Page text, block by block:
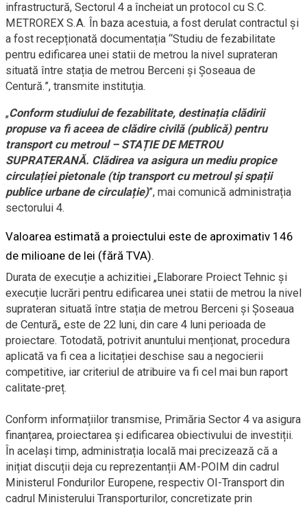
infrastructură, Sectorul 4 a încheiat un protocol cu S.C.
METROREX S.A. În baza acestuia, a fost derulat contractul și
a fost recepționată documentația “Studiu de fezabilitate
pentru edificarea unei statii de metrou la nivel suprateran
situată între stația de metrou Berceni și Șoseaua de
Centură.”, transmite instituția.
„Conform studiului de fezabilitate, destinația clădirii
propuse va fi aceea de clădire civilă (publică) pentru
transport cu metroul – STAȚIE DE METROU
SUPRATERANĂ. Clădirea va asigura un mediu propice
circulației pietonale (tip transport cu metroul și spații
publice urbane de circulație)”, mai comunică administrația
sectorului 4.
Valoarea estimată a proiectului este de aproximativ 146
de milioane de lei (fără TVA).
Durata de execuție a achizitiei „Elaborare Proiect Tehnic și
execuție lucrări pentru edificarea unei statii de metrou la nivel
suprateran situată între stația de metrou Berceni și Șoseaua
de Centură„ este de 22 luni, din care 4 luni perioada de
proiectare. Totodată, potrivit anuntului menționat, procedura
aplicată va fi cea a licitației deschise sau a negocierii
competitive, iar criteriul de atribuire va fi cel mai bun raport
calitate-preț.
Conform informațiilor transmise, Primăria Sector 4 va asigura
finanțarea, proiectarea și edificarea obiectivului de investiții.
În același timp, administrația locală mai precizează că a
inițiat discuții deja cu reprezentanții AM-POIM din cadrul
Ministerul Fondurilor Europene, respectiv OI-Transport din
cadrul Ministerului Transporturilor, concretizate prin